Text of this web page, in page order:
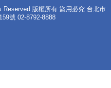
版權所有 盜用必究 台北市
號 02-8792-8888